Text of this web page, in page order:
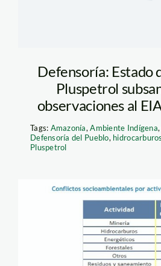
Defensoría: Estado
Pluspetrol
observaciones al
Tags: Amazonía,Ambiente Indígena
Defensoría del Pueblo, hidrocarburos
Pluspetrol
conflictos